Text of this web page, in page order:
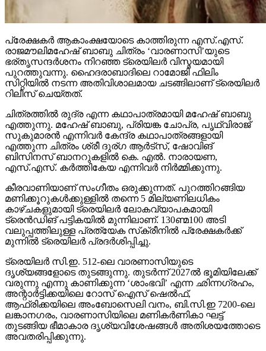
പ്രേക്ഷകര്‍ ആകാംക്ഷയോടെ കാത്തിരുന്ന എസ്.എസ്.
രാജമൗലിമഹേഷ് ബാബു ചിത്രം ‘വാരണാസി’യുടെ
ഭര്തൃസന്ദര്‍ശനം നിറഞ്ഞ ട്രെയിലര്‍ വിസ്മയമായി
പുറത്തുവന്നു. ഹൈദരാബാദിലെ റാമോജി ഫിലിം
സിറ്റിയില്‍ നടന്ന അതിവിശാലമായ ചടങ്ങിലാണ് ട്രെയിലര്‍
റിലീസ് ചെയ്തത്.
ചിത്രത്തില്‍ രുദ്ര എന്ന കഥാപാത്രമായി മഹേഷ് ബാബു
എത്തുന്നു. മഹേഷ് ബാബു, പ്രിയങ്ക ചോപ്ര, പൃഥ്വിരാജ്
സുകുമാരന്‍ എന്നിവര്‍ കേന്ദ്ര കഥാപാത്രങ്ങളായി
എത്തുന്ന ചിത്രം ശ്രീ ദുര്ഗ ആര്‍ട്‌സ്, ഷോവിങ്
ബിസിനസ് ബാനറുകളില്‍ കെ. എല്‍. നാരായണ,
എസ്.എസ്. കര്‍ത്തികേയ എന്നിവര്‍ നിര്‍മ്മിക്കുന്നു.
കീരവാണിയാണ് സംഗീതം ഒരുക്കുന്നത്. പുറത്തിറങ്ങിയ
മണിക്കൂറുകള്‍ക്കുള്ളില്‍ തന്നെ 5 മില്യണിലധികം
കാഴ്ചകളുമായി ട്രെയിലര്‍ ലോകവ്യാപകമായി
ട്രെന്‍ഡിങ് പട്ടികയില്‍ മുന്നിലാണ്. 130ണ്മ100 അടി
വലുപ്പത്തിലുള്ള പ്രത്യേക സ്‌ക്രീനില്‍ പ്രേക്ഷകര്‍ക്ക്
മുന്നില്‍ ട്രെയിലര്‍ പ്രദര്‍ശിപ്പിച്ചു.
ട്രെയിലര്‍ സി.ഇ. 512-ലെ വാരണാസിയുടെ
ദൃശ്യങ്ങളോടെ തുടങ്ങുന്നു. തുടര്‍ന്ന് 2027ല്‍ ഭൂമിയിലേക്ക്
വരുന്നു എന്നു കാണിക്കുന്ന ‘ശാംഭവി’ എന്ന ഛിന്നഗ്രഹം,
അന്റാര്‍ട്ടിക്കയിലെ റോസ് ഐസ് ഷെല്‍ഫ്,
ആഫ്രിക്കയിലെ അംബോസെലി വനം, ബി.സി.ഇ 7200-ലെ
ലങ്കാനഗരം, വാരണാസിയിലെ മണികര്‍ണികാ ഘട്ട്
തുടങ്ങിയ ഭീമാകാര ദൃശ്യവിശേഷങ്ങള്‍ അതിശയത്തോടെ
അവതരിപ്പിക്കുന്നു.